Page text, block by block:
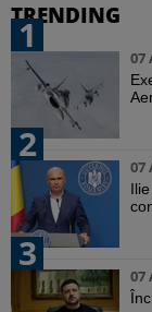
TRENDING
1
07
2
07
3
07